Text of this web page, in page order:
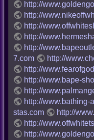
http://
http://
http://
http://
http://
7.com
http://
http://
http://www.bape-
http://
http://www.bathing-
stas.com
http://
http://
http://